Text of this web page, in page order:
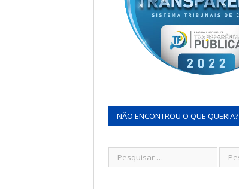
NÃO ENCONTROU O QUE QUERIA?